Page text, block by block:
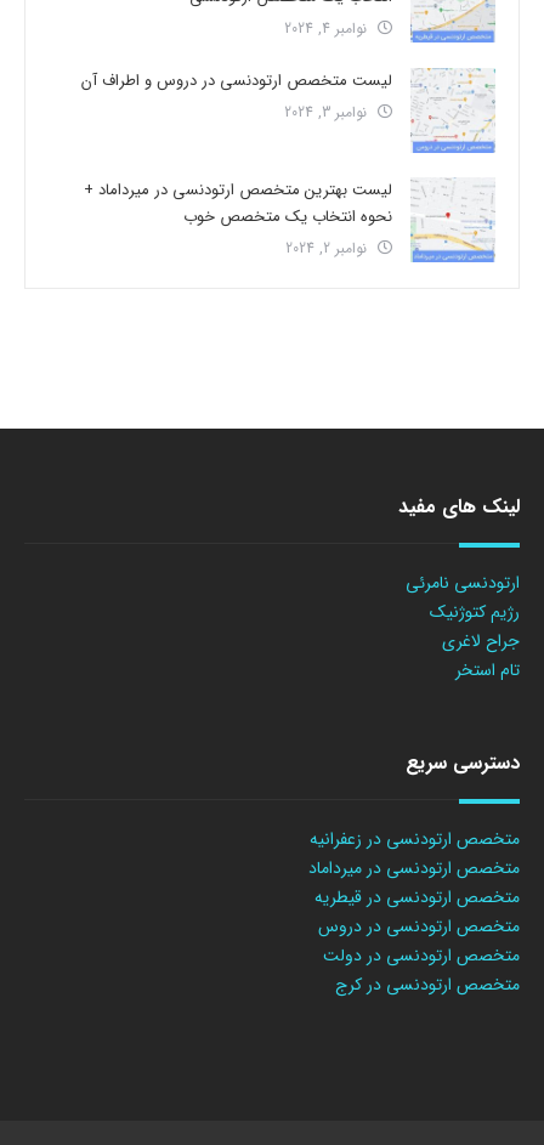
نوامبر 4, 2024
لیست متخصص ارتودنسی در دروس و اطراف آن
نوامبر 3, 2024
لیست بهترین متخصص ارتودنسی در میرداماد +
نحوه انتخاب یک متخصص خوب
نوامبر 2, 2024
لینک های مفید
ارتودنسی نامرئی
رژیم کتوژنیک
جراح لاغری
تام استخر
دسترسی سریع
متخصص ارتودنسی در زعفرانیه
متخصص ارتودنسی در میرداماد
متخصص ارتودنسی در قیطریه
متخصص ارتودنسی در دروس
متخصص ارتودنسی در دولت
متخصص ارتودنسی در کرج